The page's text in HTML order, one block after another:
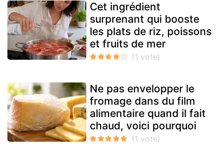
Cet ingrédient
surprenant qui booste
les plats de riz, poissons
et fruits de mer
Ne pas envelopper le
fromage dans du film
alimentaire quand il fait
chaud, voici pourquoi